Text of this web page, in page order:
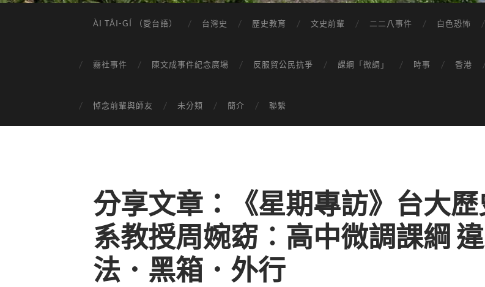
ÀI TÂI-GÍ （愛台語） 台灣史 歷史教育 文史前輩 二二八事件 白色恐怖
霧社事件 陳文成事件紀念廣場 反服貿公民抗爭 課綱「微調」 時事 香港
悼念前輩與師友 未分類 簡介 聯繫
分享文章：《星期專訪》台大歷
系教授周婉窈︰高中微調課綱 違
法．黑箱．外行